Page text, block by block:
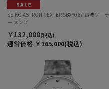
SEIKO ASTRON NEXTER SBXY067 電波ソーラ
ー メンズ
￥132,000(税込)
通常価格￥165,000(税込)